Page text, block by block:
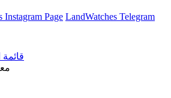
Instagram Page LandWatches Telegram